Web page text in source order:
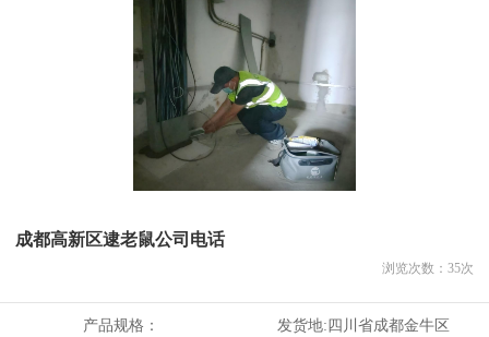
成都高新区逮老鼠公司电话
浏览次数： 35次
产品规格： 发货地:四川省成都金牛区